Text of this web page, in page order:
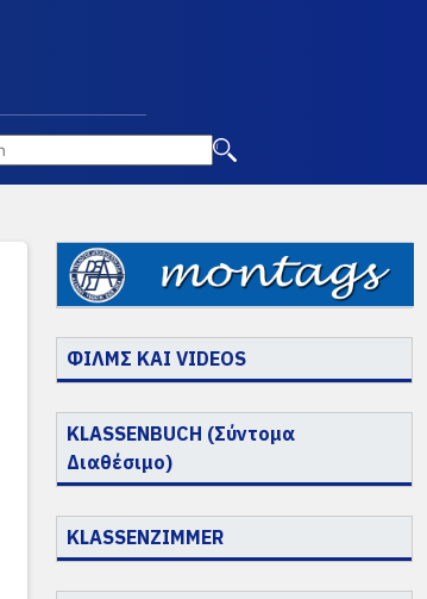
ΦΙΛΜΣ ΚΑΙ VIDEOS
KLASSENBUCH (Σύντομα
Διαθέσιμο)
KLASSENZIMMER